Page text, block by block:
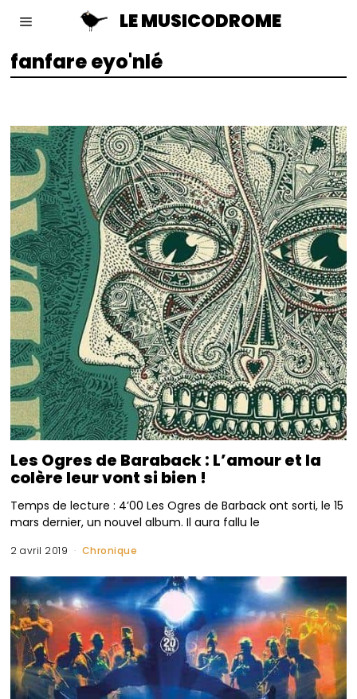
LE MUSICODROME
fanfare eyo'nlé
Les Ogres de Baraback : L’amour et la
colère leur vont si bien !
Temps de lecture : 4’00 Les Ogres de Barback ont sorti, le 15
mars dernier, un nouvel album. Il aura fallu le
2 avril 2019 Chronique